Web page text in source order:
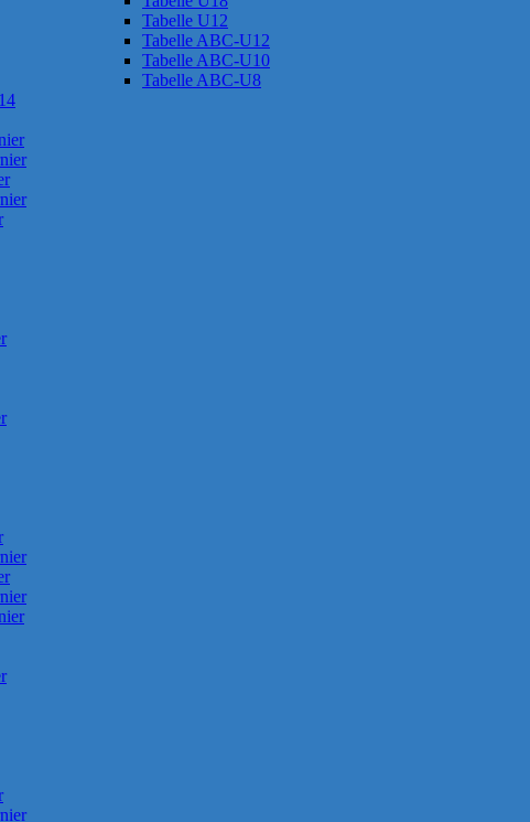
Tabelle U12
Tabelle ABC-U12
Tabelle ABC-U10
Tabelle ABC-U8